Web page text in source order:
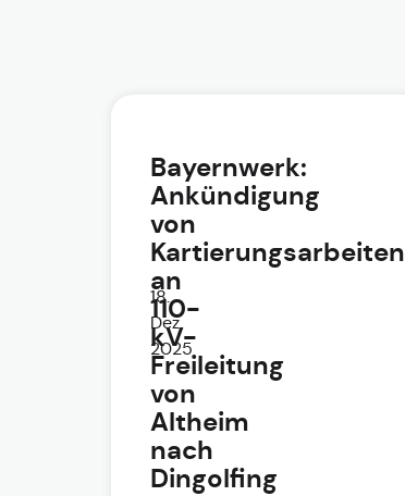
18.
Dez.
2025
Bayernwerk:
Ankündigung
von
Kartierungsarbeiten
an
110-
kV-
Freileitung
von
Altheim
nach
Dingolfing